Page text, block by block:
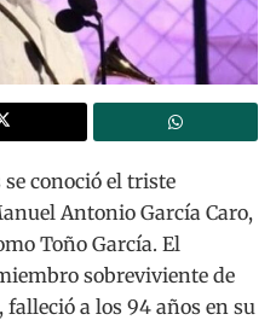
se conoció el triste
Antonio García Caro,
Toño García. El
sobreviviente de
falleció a los 94 años en su